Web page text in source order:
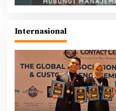
Internasional